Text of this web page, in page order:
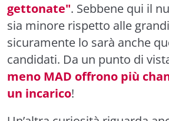
gettonate". Sebbene qui il
sia minore rispetto alle
sicuramente lo sarà anche
candidati. Da un punto di
meno MAD offrono più
un incarico!